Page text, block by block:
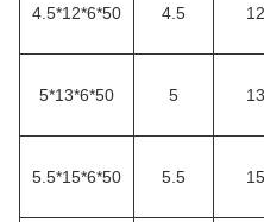
4.5*12*6*50 4.5 12
5*13*6*50 5 13
5.5*15*6*50 5.5 15